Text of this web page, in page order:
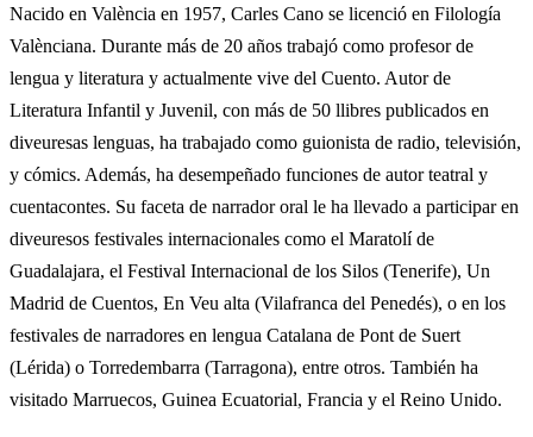
Nacido en València en 1957, Carles Cano se licenció en Filología
Valènciana. Durante más de 20 años trabajó como profesor de
lengua y literatura y actualmente vive del Cuento. Autor de
Literatura Infantil y Juvenil, con más de 50 llibres publicados en
diveuresas lenguas, ha trabajado como guionista de radio, televisión,
y cómics. Además, ha desempeñado funciones de autor teatral y
cuentacontes. Su faceta de narrador oral le ha llevado a participar en
diveuresos festivales internacionales como el Maratolí de
Guadalajara, el Festival Internacional de los Silos (Tenerife), Un
Madrid de Cuentos, En Veu alta (Vilafranca del Penedés), o en los
festivales de narradores en lengua Catalana de Pont de Suert
(Lérida) o Torredembarra (Tarragona), entre otros. También ha
visitado Marruecos, Guinea Ecuatorial, Francia y el Reino Unido.